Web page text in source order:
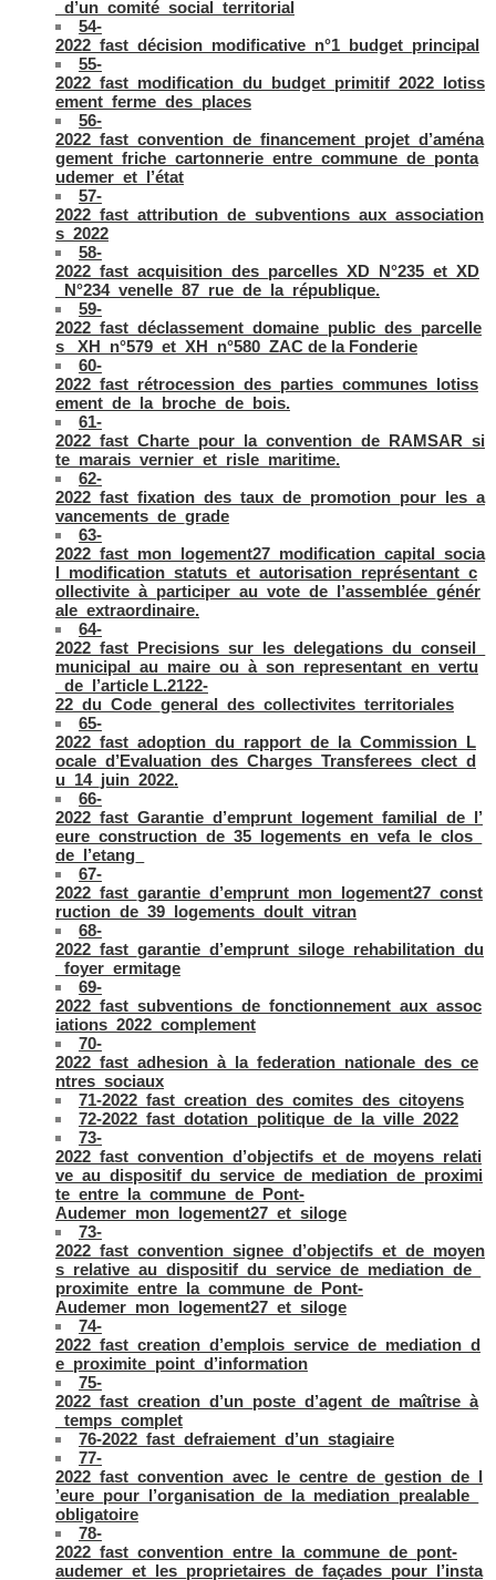
_d’un_comité_social_territorial
54-
2022_fast_décision_modificative_n°1_budget_principal
55-
2022_fast_modification_du_budget_primitif_2022_lotiss
ement_ferme_des_places
56-
2022_fast_convention_de_financement_projet_d’aména
gement_friche_cartonnerie_entre_commune_de_ponta
udemer_et_l’état
57-
2022_fast_attribution_de_subventions_aux_association
s_2022
58-
2022_fast_acquisition_des_parcelles_XD_N°235_et_XD
_N°234_venelle_87_rue_de_la_république.
59-
2022_fast_déclassement_domaine_public_des_parcelle
s_ XH_n°579_et_XH_n°580_ZAC de la Fonderie
60-
2022_fast_rétrocession_des_parties_communes_lotiss
ement_de_la_broche_de_bois.
61-
2022_fast_Charte_pour_la_convention_de_RAMSAR_si
te_marais_vernier_et_risle_maritime.
62-
2022_fast_fixation_des_taux_de_promotion_pour_les_a
vancements_de_grade
63-
2022_fast_mon_logement27_modification_capital_socia
l_modification_statuts_et_autorisation_représentant_c
ollectivite_à_participer_au_vote_de_l’assemblée_génér
ale_extraordinaire.
64-
2022_fast_Precisions_sur_les_delegations_du_conseil_
municipal_au_maire_ou_à_son_representant_en_vertu
_de_l’article L.2122-
22_du_Code_general_des_collectivites_territoriales
65-
2022_fast_adoption_du_rapport_de_la_Commission_L
ocale_d’Evaluation_des_Charges_Transferees_clect_d
u_14_juin_2022.
66-
2022_fast_Garantie_d’emprunt_logement_familial_de_l’
eure_construction_de_35_logements_en_vefa_le_clos_
de_l’etang_
67-
2022_fast_garantie_d’emprunt_mon_logement27_const
ruction_de_39_logements_doult_vitran
68-
2022_fast_garantie_d’emprunt_siloge_rehabilitation_du
_foyer_ermitage
69-
2022_fast_subventions_de_fonctionnement_aux_assoc
iations_2022_complement
70-
2022_fast_adhesion_à_la_federation_nationale_des_ce
ntres_sociaux
71-2022_fast_creation_des_comites_des_citoyens
72-2022_fast_dotation_politique_de_la_ville_2022
73-
2022_fast_convention_d’objectifs_et_de_moyens_relati
ve_au_dispositif_du_service_de_mediation_de_proximi
te_entre_la_commune_de_Pont-
Audemer_mon_logement27_et_siloge
73-
2022_fast_convention_signee_d’objectifs_et_de_moyen
s_relative_au_dispositif_du_service_de_mediation_de_
proximite_entre_la_commune_de_Pont-
Audemer_mon_logement27_et_siloge
74-
2022_fast_creation_d’emplois_service_de_mediation_d
e_proximite_point_d’information
75-
2022_fast_creation_d’un_poste_d’agent_de_maîtrise_à
_temps_complet
76-2022_fast_defraiement_d’un_stagiaire
77-
2022_fast_convention_avec_le_centre_de_gestion_de_l
’eure_pour_l’organisation_de_la_mediation_prealable_
obligatoire
78-
2022_fast_convention_entre_la_commune_de_pont-
audemer_et_les_proprietaires_de_façades_pour_l’insta